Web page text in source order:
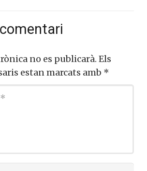
no es publicarà. Els
estan marcats amb *